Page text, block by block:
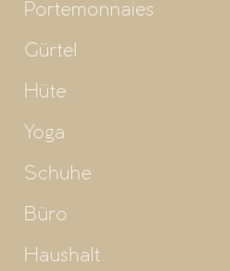
Portemonnaies
Gürtel
Hüte
Yoga
Schuhe
Büro
Haushalt